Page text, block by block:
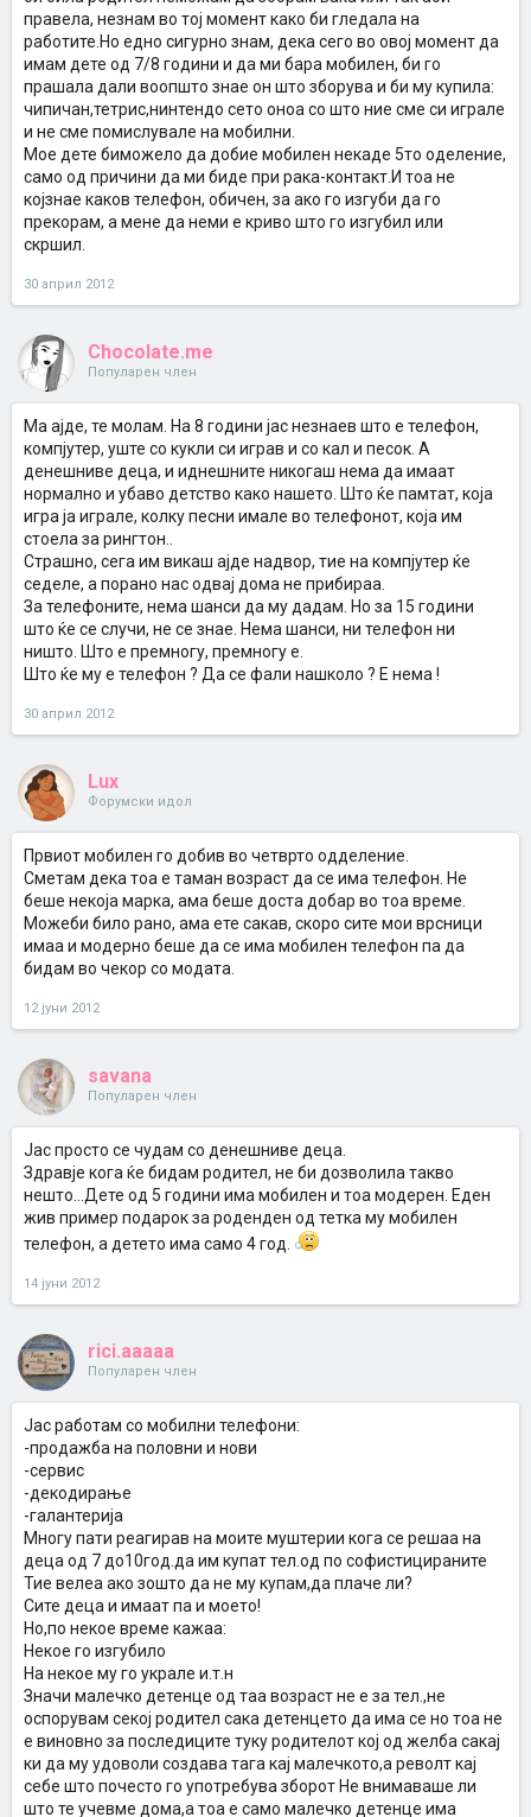
правела, незнам во тој момент како би гледала на
работите.Но едно сигурно знам, дека сего во овој момент да
имам дете од 7/8 години и да ми бара мобилен, би го
прашала дали воопшто знае он што зборува и би му купила:
чипичан,тетрис,нинтендо сето оноа со што ние сме си играле
и не сме помислувале на мобилни.
Мое дете биможело да добие мобилен некаде 5то оделение,
само од причини да ми биде при рака-контакт.И тоа не
којзнае каков телефон, обичен, за ако го изгуби да го
прекорам, а мене да неми е криво што го изгубил или
скршил.
30 април 2012
Chocolate.me
Популарен член
Ма ајде, те молам. На 8 години јас незнаев што е телефон,
компјутер, уште со кукли си играв и со кал и песок. А
денешниве деца, и иднешните никогаш нема да имаат
нормално и убаво детство како нашето. Што ќе памтат, која
игра ја играле, колку песни имале во телефонот, која им
стоела за рингтон..
Страшно, сега им викаш ајде надвор, тие на компјутер ќе
седеле, а порано нас одвај дома не прибираа.
За телефоните, нема шанси да му дадам. Но за 15 години
што ќе се случи, не се знае. Нема шанси, ни телефон ни
ништо. Што е премногу, премногу е.
Што ќе му е телефон ? Да се фали нашколо ? Е нема !
30 април 2012
Lux
Форумски идол
Првиот мобилен го добив во четврто одделение.
Сметам дека тоа е таман возраст да се има телефон. Не
беше некоја марка, ама беше доста добар во тоа време.
Можеби било рано, ама ете сакав, скоро сите мои врсници
имаа и модерно беше да се има мобилен телефон па да
бидам во чекор со модата.
12 јуни 2012
savana
Популарен член
Јас просто се чудам со денешниве деца.
Здравје кога ќе бидам родител, не би дозволила такво
нешто...Дете од 5 години има мобилен и тоа модерен. Еден
жив пример подарок за роденден од тетка му мобилен
телефон, а детето има само 4 год.
14 јуни 2012
rici.aaaaa
Популарен член
Јас работам со мобилни телефони:
-продажба на половни и нови
-сервис
-декодирање
-галантерија
Многу пати реагирав на моите муштерии кога се решаа на
деца од 7 до10год.да им купат тел.од по софистицираните
Тие велеа ако зошто да не му купам,да плаче ли?
Сите деца и имаат па и моето!
Но,по некое време кажаа:
Некое го изгубило
На некое му го украле и.т.н
Значи малечко детенце од таа возраст не е за тел.,не
оспорувам секој родител сака детенцето да има се но тоа не
е виновно за последиците туку родителот кој од желба сакај
ки да му удоволи создава тага кај малечкото,а револт кај
себе што почесто го употребува зборот Не внимаваше ли
што те учевме дома,а тоа е само малечко детенце има